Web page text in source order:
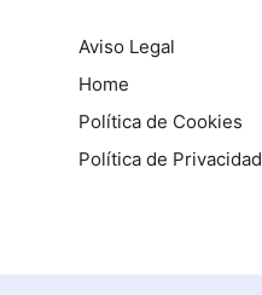
Aviso Legal
Home
Política de Cookies
Política de Privacidad